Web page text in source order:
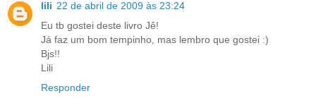
lili 22 de abril de 2009 às 23:24
Eu tb gostei deste livro Jê!
Já faz um bom tempinho, mas lembro que gostei :)
Bjs!!
Lili
Responder